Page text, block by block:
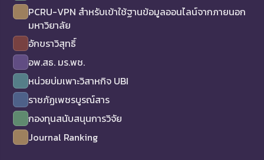
PCRU-VPN สำหรับเข้าใช้ฐานข้อมูลออนไลน์จากภายนอก
มหาวิยาลัย
อักขราวิสุทธิ์
อพ.สธ. มร.พช.
หน่วยบ่มเพาะวิสาหกิจ UBI
ราชภัฏเพชรบูรณ์สาร
กองทุนสนับสนุนการวิจัย
Journal Ranking